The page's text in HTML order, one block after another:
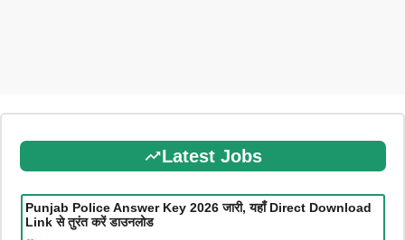
Latest Jobs
Punjab Police Answer Key 2026 जारी, यहाँ Direct Download
Link से तुरंत करें डाउनलोड